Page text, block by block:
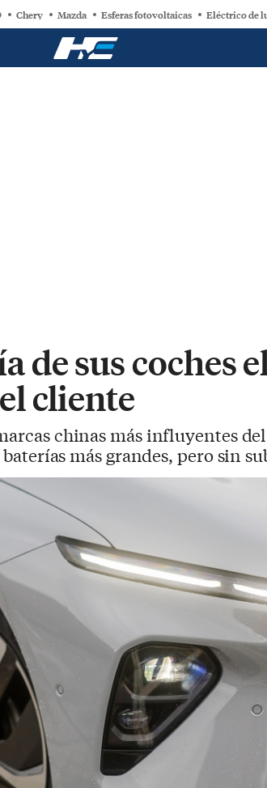
Chery Mazda Esferas fotovoltaicas Eléctrico de
de sus coches
cliente
chinas más influyentes
más grandes, pero sin